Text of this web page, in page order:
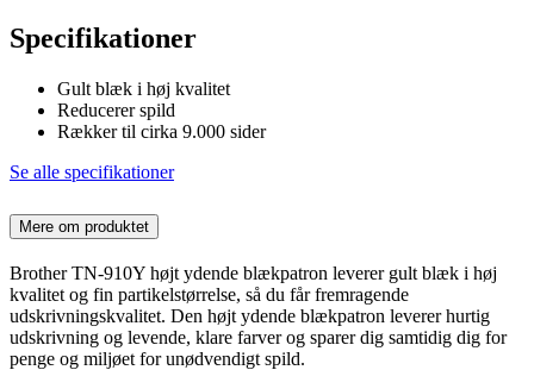
Specifikationer
Gult blæk i høj kvalitet
Reducerer spild
Rækker til cirka 9.000 sider
Se alle specifikationer
Mere om produktet
Brother TN-910Y højt ydende blækpatron leverer gult blæk i høj
kvalitet og fin partikelstørrelse, så du får fremragende
udskrivningskvalitet. Den højt ydende blækpatron leverer hurtig
udskrivning og levende, klare farver og sparer dig samtidig dig for
penge og miljøet for unødvendigt spild.